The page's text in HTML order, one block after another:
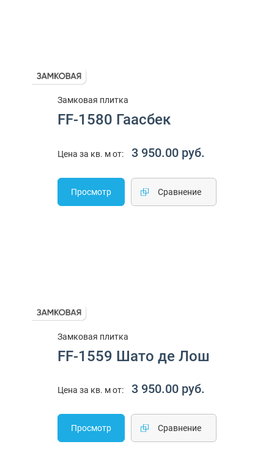
Замковая плитка
FF-1580 Гаасбек
Цена за кв. м от: 3 950.00 руб.
Просмотр Cравнение
Замковая плитка
FF-1559 Шато де Лош
Цена за кв. м от: 3 950.00 руб.
Просмотр Cравнение